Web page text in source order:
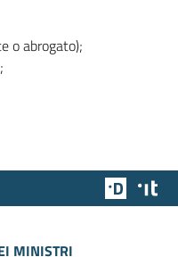
o abrogato);
Team
MINISTRI